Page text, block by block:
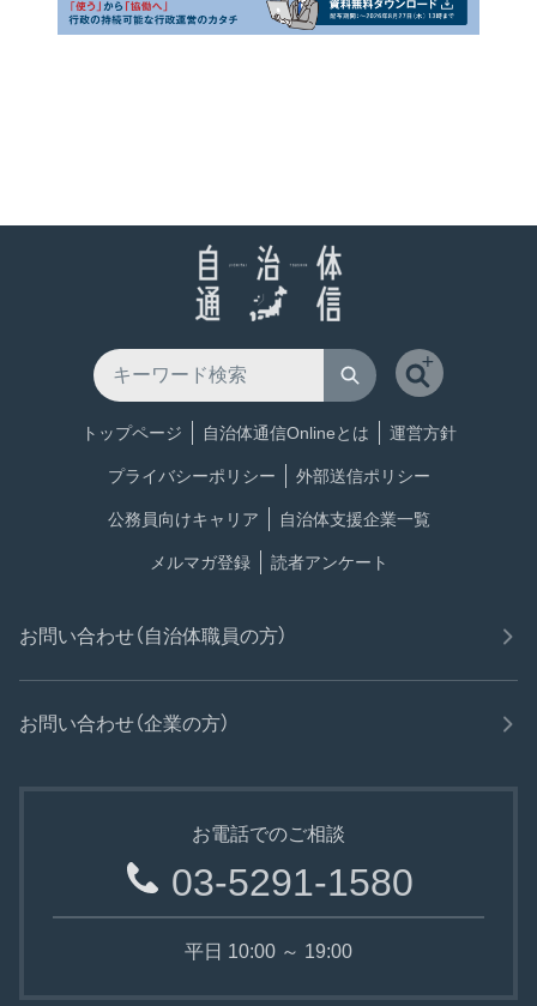
トップページ 自治体通信Onlineとは 運営方針
プライバシーポリシー 外部送信ポリシー
公務員向けキャリア 自治体支援企業一覧
メルマガ登録 読者アンケート
お問い合わせ（自治体職員の方）
お問い合わせ（企業の方）
お電話でのご相談
03-5291-1580
平日 10:00 ～ 19:00